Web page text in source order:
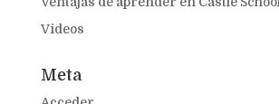
Videos
Meta